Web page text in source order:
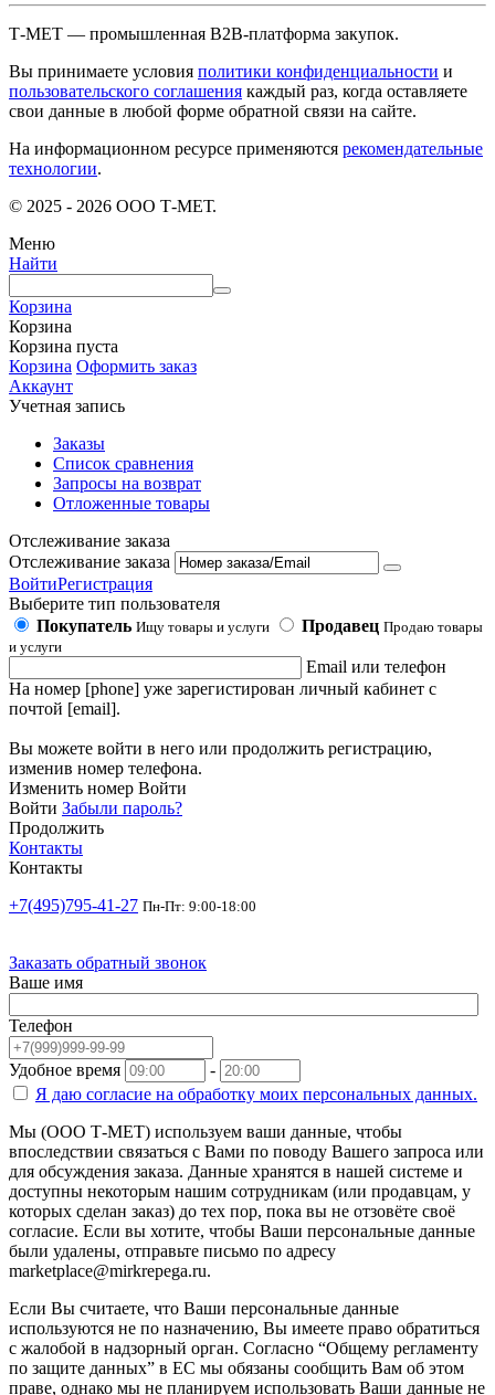
Т-МЕТ — промышленная B2B-платформа закупок.
Вы принимаете условия политики конфиденциальности и
пользовательского соглашения каждый раз, когда оставляете
свои данные в любой форме обратной связи на сайте.
На информационном ресурсе применяются рекомендательные
технологии.
© 2025 - 2026 ООО Т-МЕТ.
Меню
Найти
Корзина
Корзина
Корзина пуста
Корзина Оформить заказ
Аккаунт
Учетная запись
Заказы
Список сравнения
Запросы на возврат
Отложенные товары
Отслеживание заказа
Отслеживание заказа
ВойтиРегистрация
Выберите тип пользователя
Покупатель Ищу товары и услуги Продавец Продаю товары
и услуги
Email или телефон
На номер [phone] уже зарегистирован личный кабинет с
почтой [email].
Вы можете войти в него или продолжить регистрацию,
изменив номер телефона.
Изменить номер Войти
Войти Забыли пароль?
Продолжить
Контакты
Контакты
+7(495)795-41-27 Пн-Пт: 9:00-18:00
Заказать обратный звонок
Ваше имя
Телефон
Удобное время
-
Я даю согласие на обработку моих персональных данных.
Мы (ООО Т-МЕТ) используем ваши данные, чтобы
впоследствии связаться с Вами по поводу Вашего запроса или
для обсуждения заказа. Данные хранятся в нашей системе и
доступны некоторым нашим сотрудникам (или продавцам, у
которых сделан заказ) до тех пор, пока вы не отзовёте своё
согласие. Если вы хотите, чтобы Ваши персональные данные
были удалены, отправьте письмо по адресу
marketplace@mirkrepega.ru.
Если Вы считаете, что Ваши персональные данные
используются не по назначению, Вы имеете право обратиться
с жалобой в надзорный орган. Согласно “Общему регламенту
по защите данных” в ЕС мы обязаны сообщить Вам об этом
праве, однако мы не планируем использовать Ваши данные не